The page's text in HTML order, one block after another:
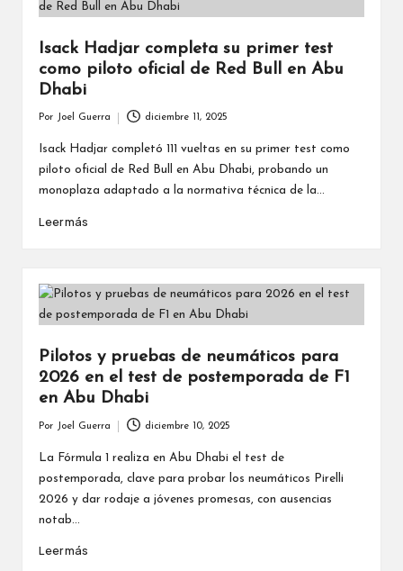
Isack Hadjar completa su primer test
como piloto oficial de Red Bull en Abu
Dhabi
por
Por Joel Guerra diciembre 11, 2025
Isack Hadjar completó 111 vueltas en su primer test como
piloto oficial de Red Bull en Abu Dhabi, probando un
monoplaza adaptado a la normativa técnica de la...
Leer más
Pilotos y pruebas de neumáticos para
2026 en el test de postemporada de F1
en Abu Dhabi
por
Por Joel Guerra diciembre 10, 2025
La Fórmula 1 realiza en Abu Dhabi el test de
postemporada, clave para probar los neumáticos Pirelli
2026 y dar rodaje a jóvenes promesas, con ausencias
notab...
Leer más